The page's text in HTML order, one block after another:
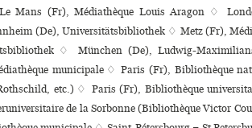
Mans (Fr), Médiathèque Louis Aragon ♢
(De), Universitätsbibliothek ♢ Metz (Fr),
♢ München (De), Ludwig-
muni­ci­pale ♢ Paris (Fr), Bibliothèque
etc.) ♢ Paris (Fr), Bibliothèque
de la Sorbonne (Bibliothèque Victor